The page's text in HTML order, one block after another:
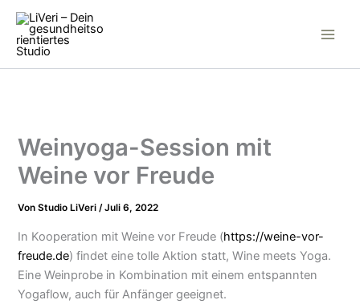
springen
Zum
Inhalt
springen
Weinyoga-Session mit
Weine vor Freude
VonStudio LiVeri/Juli 6, 2022
In Kooperation mit Weine vor Freude (https://weine-vor-
freude.de) findet eine tolle Aktion statt, Wine meets Yoga.
Eine Weinprobe in Kombination mit einem entspannten
Yogaflow, auch für Anfänger geeignet.